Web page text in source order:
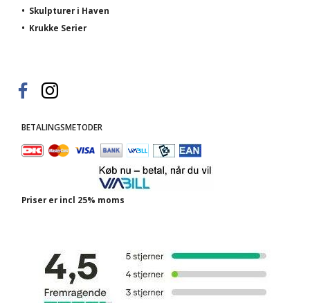
• Skulpturer i Haven
• Krukke Serier
BETALINGSMETODER
Priser er incl 25% moms